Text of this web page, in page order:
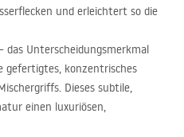
und erleichtert so die
das Unterscheidungsmerkmal
gefertigtes, konzentrisches
Dieses subtile,
einen luxuriösen,